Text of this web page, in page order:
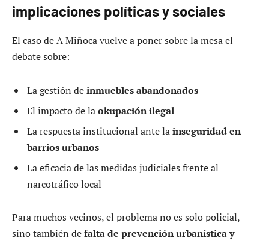
implicaciones políticas y sociales
El caso de A Miñoca vuelve a poner sobre la mesa el
debate sobre:
La gestión deinmuebles abandonados
El impacto de laokupación ilegal
La respuesta institucional ante lainseguridad en
barrios urbanos
La eficacia de las medidas judiciales frente al
narcotráfico local
Para muchos vecinos, el problema no es solo policial,
sino también defalta de prevención urbanística y